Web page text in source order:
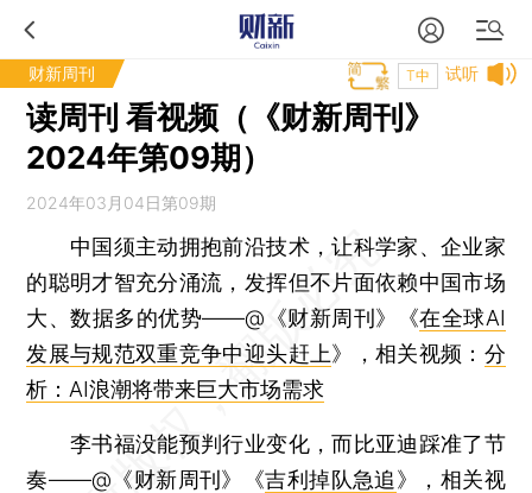
财新周刊 试听
T中
读周刊 看视频（《财新周刊》
2024年第09期）
2024年03月04日第09期
中国须主动拥抱前沿技术，让科学家、企业家
的聪明才智充分涌流，发挥但不片面依赖中国市场
大、数据多的优势——@《财新周刊》《在全球AI
发展与规范双重竞争中迎头赶上》，相关视频： 分
析：AI浪潮将带来巨大市场需求
李书福没能预判行业变化，而比亚迪踩准了节
奏——@《财新周刊》《吉利掉队急追》，相关视